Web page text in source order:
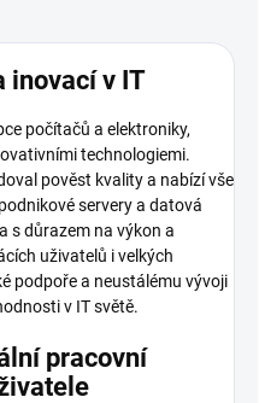
inovací v IT
počítačů a elektroniky,
technologiemi.
pověst kvality a nabízí vše
servery a datová
s důrazem na výkon a
uživatelů i velkých
podpoře a neustálému vývoji
v IT světě.
pracovní